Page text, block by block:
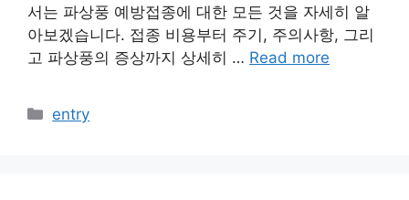
서는 파상풍 예방접종에 대한 모든 것을 자세히 알
아보겠습니다. 접종 비용부터 주기, 주의사항, 그리
고 파상풍의 증상까지 상세히 … Read more
카
entry